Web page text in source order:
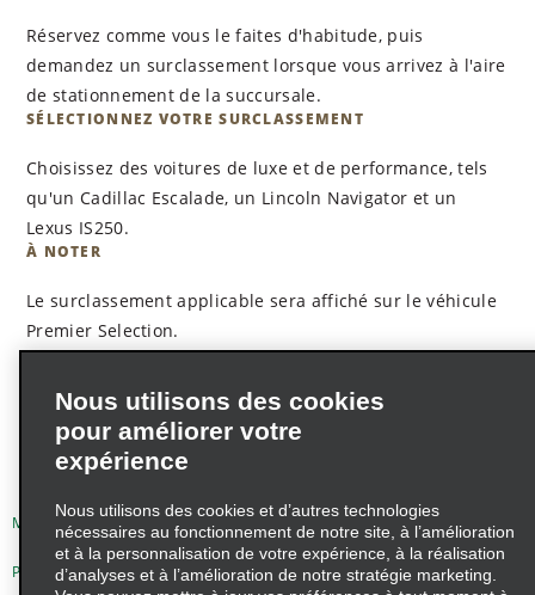
Réservez comme vous le faites d'habitude, puis
demandez un surclassement lorsque vous arrivez à l'aire
de stationnement de la succursale.
SÉLECTIONNEZ VOTRE SURCLASSEMENT
Choisissez des voitures de luxe et de performance, tels
qu'un Cadillac Escalade, un Lincoln Navigator et un
Lexus IS250.
À NOTER
Le surclassement applicable sera affiché sur le véhicule
Premier Selection.
Modalités d'utilisation Politique de confidentialité
Politique sur les fichiers témoins
Nous utilisons des cookies
pour améliorer votre
expérience
Nous utilisons des cookies et d’autres technologies
nécessaires au fonctionnement de notre site, à l’amélioration
et à la personnalisation de votre expérience, à la réalisation
d’analyses et à l’amélioration de notre stratégie marketing.